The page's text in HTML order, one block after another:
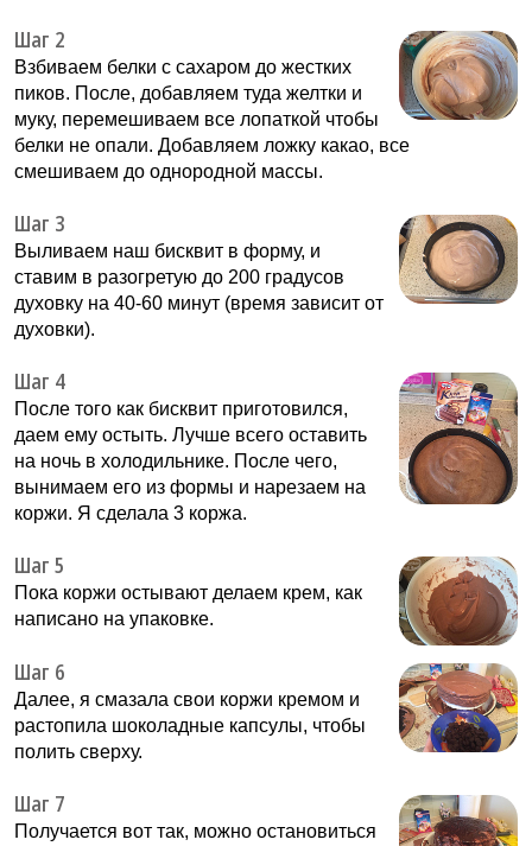
Шаг 2
Взбиваем белки с сахаром до жестких
пиков. После, добавляем туда желтки и
муку, перемешиваем все лопаткой чтобы
белки не опали. Добавляем ложку какао, все
смешиваем до однородной массы.
Шаг 3
Выливаем наш бисквит в форму, и
ставим в разогретую до 200 градусов
духовку на 40-60 минут (время зависит от
духовки).
Шаг 4
После того как бисквит приготовился,
даем ему остыть. Лучше всего оставить
на ночь в холодильнике. После чего,
вынимаем его из формы и нарезаем на
коржи. Я сделала 3 коржа.
Шаг 5
Пока коржи остывают делаем крем, как
написано на упаковке.
Шаг 6
Далее, я смазала свои коржи кремом и
растопила шоколадные капсулы, чтобы
полить сверху.
Шаг 7
Получается вот так, можно остановиться